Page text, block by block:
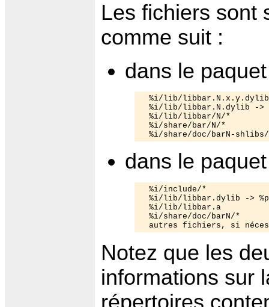
Les fichiers sont
comme suit :
dans le
  %i/lib/libbar.N.x.y.dylib
%i/lib/libbar.N.dylib ->
  %i/lib/libbar/N/*
  %i/share/bar/N/*
dans le
  %i/include/*
%i/lib/libbar.dylib ->
  %i/lib/libbar.a
  %i/share/doc/barN/*
Notez que les
informations sur